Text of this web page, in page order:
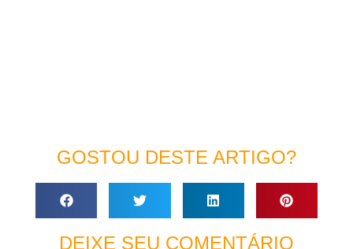
GOSTOU DESTE ARTIGO?
DEIXE SEU COMENTÁRIO